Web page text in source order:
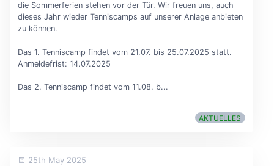
die Sommerferien stehen vor der Tür. Wir freuen uns, auch
dieses Jahr wieder Tenniscamps auf unserer Anlage anbieten
zu können.
Das 1. Tenniscamp findet vom 21.07. bis 25.07.2025 statt.
Anmeldefrist: 14.07.2025
Das 2. Tenniscamp findet vom 11.08. b...
AKTUELLES
25th May 2025